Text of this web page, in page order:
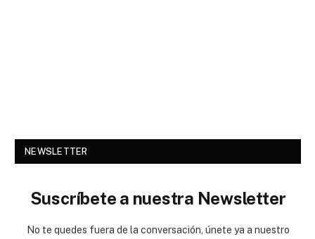
NEWSLETTER
Suscríbete a nuestra Newsletter
No te quedes fuera de la conversación, únete ya a nuestro